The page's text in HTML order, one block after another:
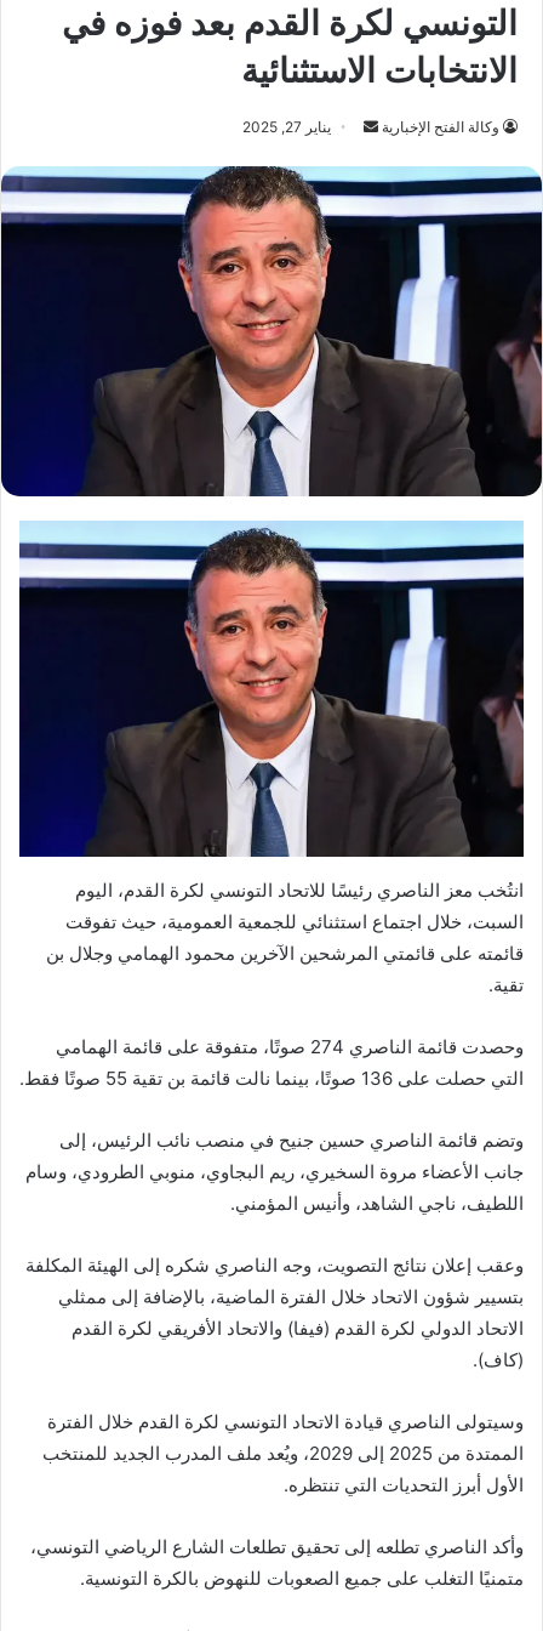
التونسي لكرة القدم بعد فوزه في
الانتخابات الاستثنائية
وكالة الفتح الإخبارية
أرسل
إلكترونيا
يناير 27, 2025
انتُخب معز الناصري رئيسًا للاتحاد التونسي لكرة القدم، اليوم
السبت، خلال اجتماع استثنائي للجمعية العمومية، حيث تفوقت
قائمته على قائمتي المرشحين الآخرين محمود الهمامي وجلال بن
تقية.
وحصدت قائمة الناصري 274 صوتًا، متفوقة على قائمة الهمامي
التي حصلت على 136 صوتًا، بينما نالت قائمة بن تقية 55 صوتًا فقط.
وتضم قائمة الناصري حسين جنيح في منصب نائب الرئيس، إلى
جانب الأعضاء مروة السخيري، ريم البجاوي، منوبي الطرودي، وسام
اللطيف، ناجي الشاهد، وأنيس المؤمني.
وعقب إعلان نتائج التصويت، وجه الناصري شكره إلى الهيئة المكلفة
بتسيير شؤون الاتحاد خلال الفترة الماضية، بالإضافة إلى ممثلي
الاتحاد الدولي لكرة القدم (فيفا) والاتحاد الأفريقي لكرة القدم
(كاف).
وسيتولى الناصري قيادة الاتحاد التونسي لكرة القدم خلال الفترة
الممتدة من 2025 إلى 2029، ويُعد ملف المدرب الجديد للمنتخب
الأول أبرز التحديات التي تنتظره.
وأكد الناصري تطلعه إلى تحقيق تطلعات الشارع الرياضي التونسي،
متمنيًا التغلب على جميع الصعوبات للنهوض بالكرة التونسية.